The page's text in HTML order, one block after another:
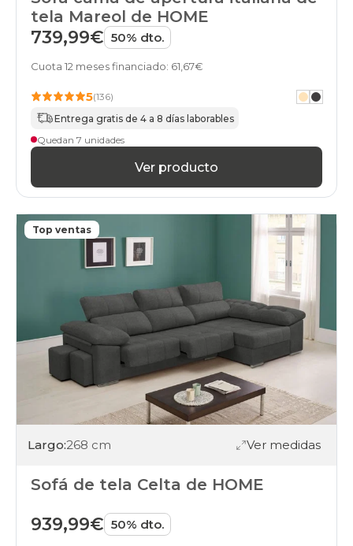
tela Mareol de HOME
739,99€ 50% dto.
Cuota 12 meses financiado: 61,67€
5(136)
Entrega gratis de 4 a 8 días laborables
Quedan 7 unidades
Ver producto
Top ventas
Largo:268 cm Ver medidas
Sofá de tela Celta de HOME
939,99€ 50% dto.